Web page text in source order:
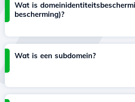
Wat is
bescherming)?
Wat is een subdomein?